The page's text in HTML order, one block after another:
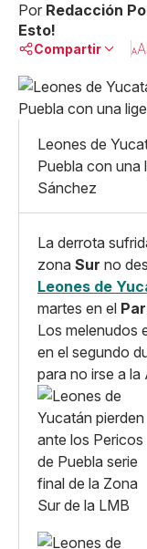
Por Redacción
Esto!
Compartir
Linkedin
X
Whatsapp
Copiar enlace
Leones de
Puebla con una
Sánchez
La derrota
zona Sur no
Leones de
martes en el
Los melenudos
en el segundo
para no irse a